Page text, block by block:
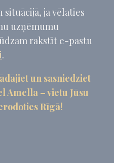
situācijā, ja vēlaties
uzņēmumu
rakstīt e-pastu
.
un sasniedziet
Amella – vietu Jūsu
Rīgā!